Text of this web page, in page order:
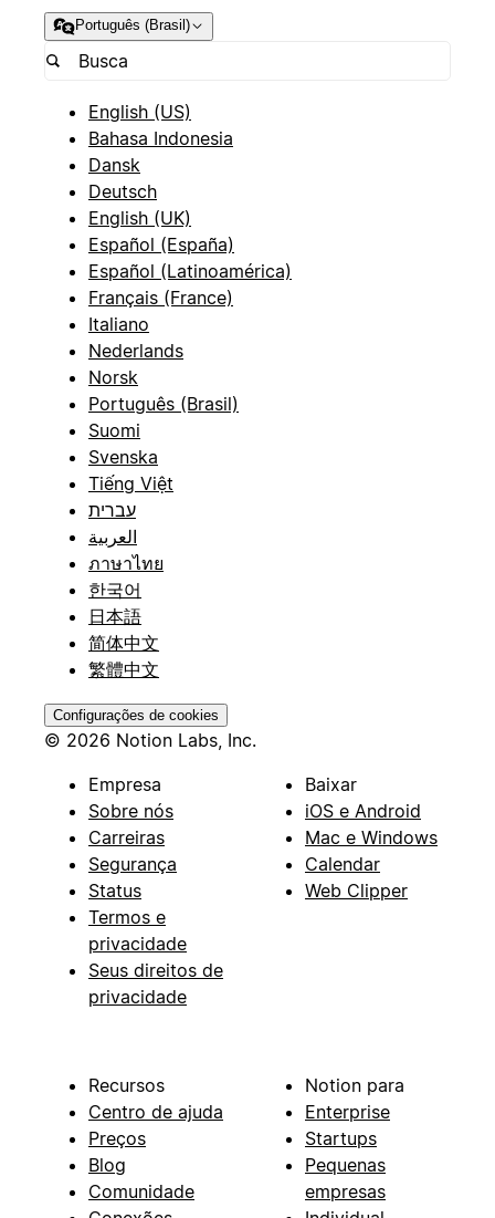
Português (Brasil)
English (US)
Bahasa Indonesia
Dansk
Deutsch
English (UK)
Español (España)
Español (Latinoamérica)
Français (France)
Italiano
Nederlands
Norsk
Português (Brasil)
Suomi
Svenska
Tiếng Việt
עברית
العربية
ภาษาไทย
한국어
日本語
简体中文
繁體中文
Configurações de cookies
© 2026 Notion Labs, Inc.
Empresa
Sobre nós
Carreiras
Segurança
Status
Termos e
privacidade
Seus direitos de
privacidade
Baixar
iOS e Android
Mac e Windows
Calendar
Web Clipper
Recursos
Centro de ajuda
Preços
Blog
Comunidade
Notion para
Enterprise
Startups
Pequenas
empresas